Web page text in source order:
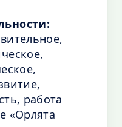
работа
«Орлята